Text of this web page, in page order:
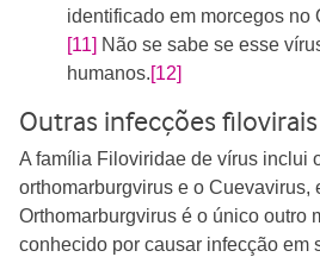
identificado em morcegos no
[11] Não se sabe se esse
humanos.[12]
Outras infecções filovirais
A família Filoviridae de vírus inclui
orthomarburgvirus e o Cuevavirus,
Orthomarburgvirus é o único outro
conhecido por causar infecção em